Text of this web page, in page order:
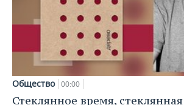
Общество 00:00
Стеклянное время,